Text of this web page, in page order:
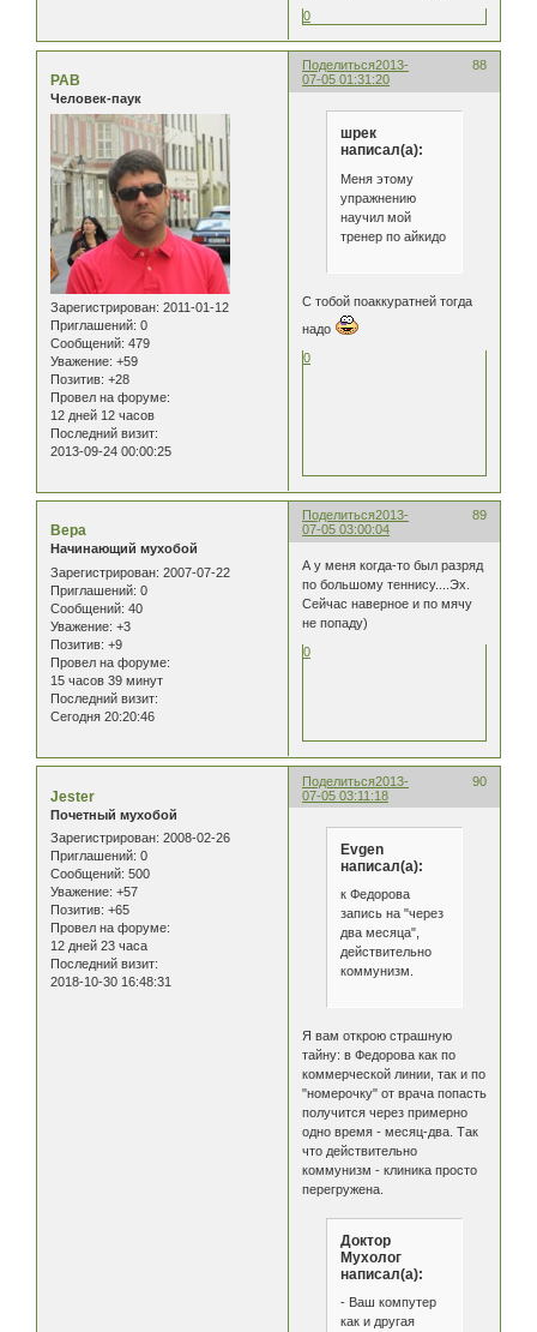
0
Поделиться 88
2013-
07-05 01:31:20
РАВ
Человек-паук
Зарегистрирован: 2011-01-12
Приглашений: 0
Сообщений: 479
Уважение: +59
Позитив: +28
Провел на форуме:
12 дней 12 часов
Последний визит:
2013-09-24 00:00:25
шрек
написал(а):
Меня этому
упражнению
научил мой
тренер по айкидо
С тобой поаккуратней тогда
надо
0
Поделиться 89
2013-
07-05 03:00:04
Вера
Начинающий мухобой
Зарегистрирован: 2007-07-22
Приглашений: 0
Сообщений: 40
Уважение: +3
Позитив: +9
Провел на форуме:
15 часов 39 минут
Последний визит:
Сегодня 20:20:46
А у меня когда-то был разряд
по большому теннису....Эх.
Сейчас наверное и по мячу
не попаду)
0
Поделиться 90
2013-
07-05 03:11:18
Jester
Почетный мухобой
Зарегистрирован: 2008-02-26
Приглашений: 0
Сообщений: 500
Уважение: +57
Позитив: +65
Провел на форуме:
12 дней 23 часа
Последний визит:
2018-10-30 16:48:31
Evgen
написал(а):
к Федорова
запись на "через
два месяца",
действительно
коммунизм.
Я вам открою страшную
тайну: в Федорова как по
коммерческой линии, так и по
"номерочку" от врача попасть
получится через примерно
одно время - месяц-два. Так
что действительно
коммунизм - клиника просто
перегружена.
Доктор
Мухолог
написал(а):
- Ваш компутер
как и другая